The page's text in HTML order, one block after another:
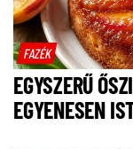
FAZÉK
EGYSZERŰ
EGYENESEN